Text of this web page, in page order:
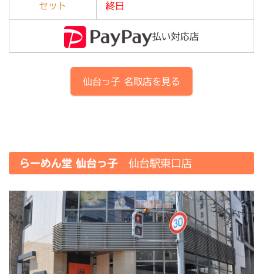
セット 終日
払い対応店
仙台っ子 名取店を見る
らーめん堂 仙台っ子 仙台駅東口店